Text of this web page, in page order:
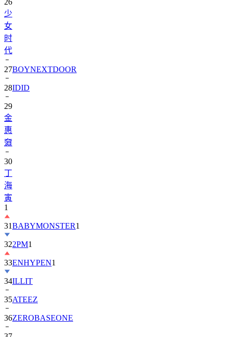
女
时
代
27
28IDID
29
金
惠
奫
30
丁
海
寅
1
31
322PM1
33ENHYPEN
34ILLIT
35ATEEZ
36ZEROBASEONE
37
金